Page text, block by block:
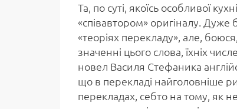
Та, по суті, якоїсь особливої
«співавтором» оригіналу. Дуже
«теоріях перекладу», але,
значенні цього слова, їхніх
новел Василя Стефаника
що в перекладі найголовніше
перекладах, себто на тому, як